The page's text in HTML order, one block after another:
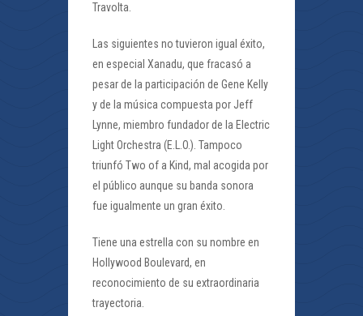
Travolta.
Las siguientes no tuvieron igual éxito,
en especial Xanadu, que fracasó a
pesar de la participación de Gene Kelly
y de la música compuesta por Jeff
Lynne, miembro fundador de la Electric
Light Orchestra (E.L.O.). Tampoco
triunfó Two of a Kind, mal acogida por
el público aunque su banda sonora
fue igualmente un gran éxito.
Tiene una estrella con su nombre en
Hollywood Boulevard, en
reconocimiento de su extraordinaria
trayectoria.